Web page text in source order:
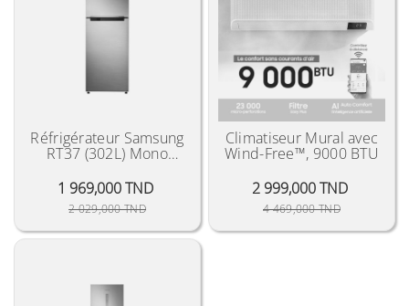
Réfrigérateur Samsung
RT37 (302L) Mono
1 969,000 TND
2 029,000 TNDPrix Public
Prix
Climatiseur Mural avec
Wind-Free™, 9000 BTU
2 999,000 TND
4 469,000 TNDPrix Public
Prix